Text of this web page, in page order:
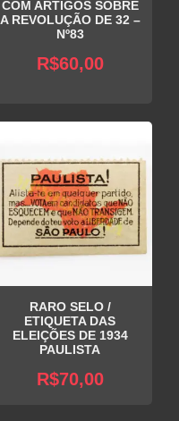
COM ARTIGOS SOBRE
A REVOLUÇÃO DE 32 –
Nº83
R$60,00
RARO SELO /
ETIQUETA DAS
ELEIÇÕES DE 1934
PAULISTA
R$70,00